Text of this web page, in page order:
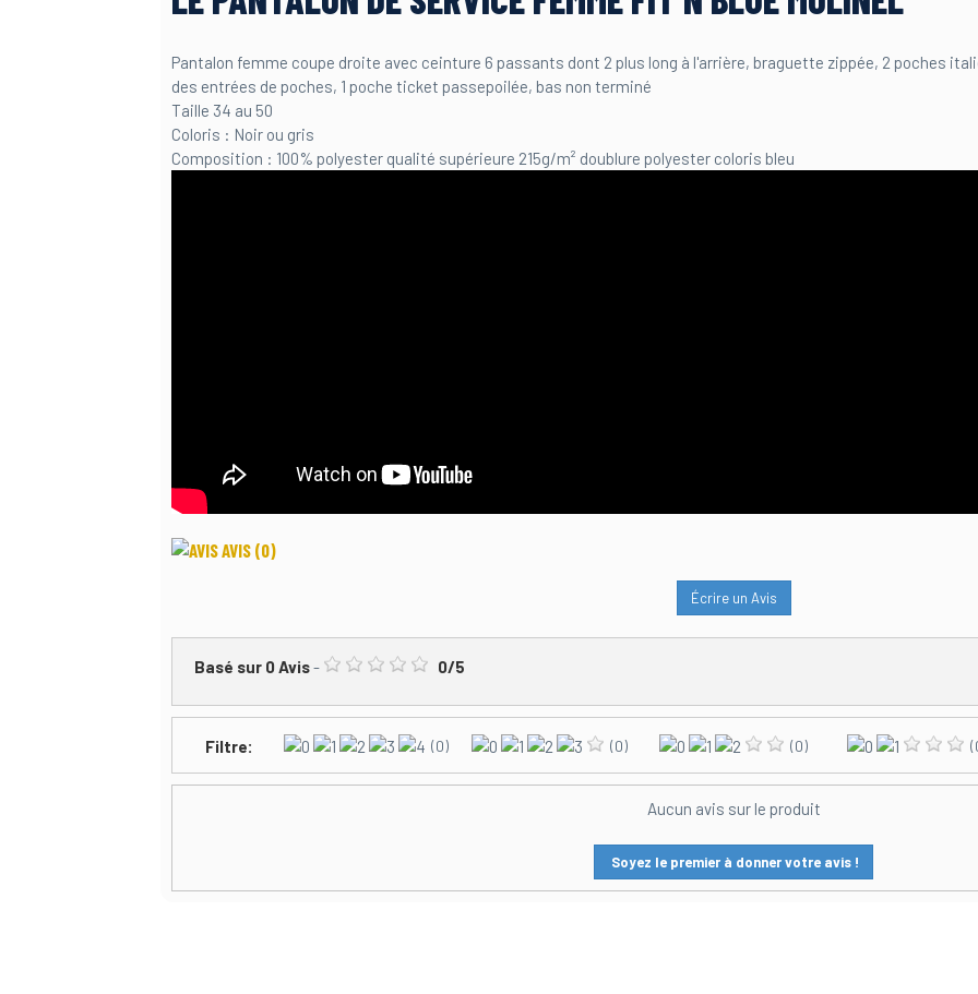
Pantalon femme coupe droite avec ceinture 6 passants dont 2 plus long à l'arrière, braguette zippée, 2 poches
des entrées de poches, 1 poche ticket passepoilée, bas non terminé
Taille 34 au 50
Coloris : Noir ou gris
Composition : 100% polyester qualité supérieure 215g/m² doublure polyester coloris bleu
AVIS (0)
Écrire un Avis
Basé sur 0Avis- 0/5
Filtre: (0) (0) (0)
Aucun avis sur le produit
Soyez le premier à donner votre avis !